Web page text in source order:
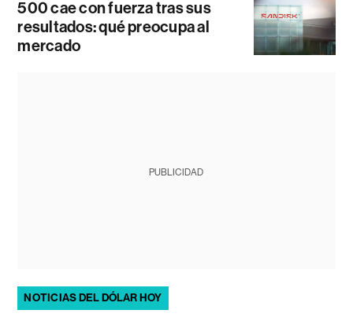
500 cae con fuerza tras sus
resultados: qué preocupa al
mercado
PUBLICIDAD
NOTICIAS DEL DÓLAR HOY